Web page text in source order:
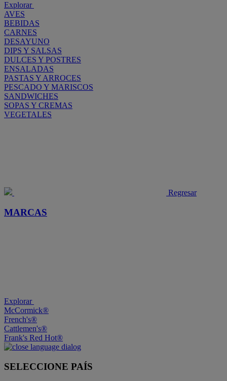
Explorar
AVES
BEBIDAS
CARNES
DESAYUNO
DIPS Y SALSAS
DULCES Y POSTRES
ENSALADAS
PASTAS Y ARROCES
PESCADO Y MARISCOS
SANDWICHES
SOPAS Y CREMAS
VEGETALES
Regresar
MARCAS
Explorar
McCormick®
French's®
Cattlemen's®
Frank's Red Hot®
SELECCIONE PAÍS